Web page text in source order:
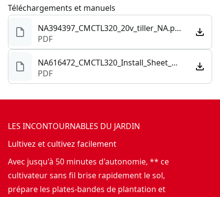
Téléchargements et manuels
NA394397_CMCTL320_20v_tiller_NA.pdf
PDF
NA616472_CMCTL320_Install_Sheet_NA.pdf
PDF
LES INCONTOURNABLES DU JARDIN
Lultivez et cultivez facilement
Avec jusqu'à 50 minutes d'autonomie, ** ce
cultivateur sans fil brise rapidement le sol,
prépare les plates-bandes de plantation et